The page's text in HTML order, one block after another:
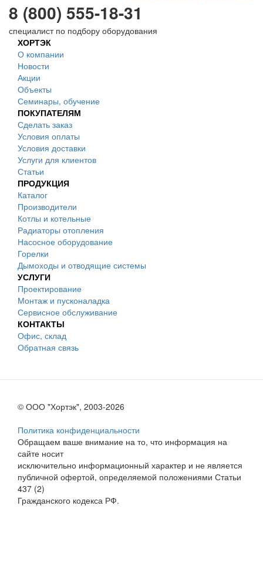
8 (800) 555-18-31
специалист по подбору оборудования
ХОРТЭК
О компании
Новости
Акции
Объекты
Семинары, обучение
ПОКУПАТЕЛЯМ
Сделать заказ
Условия оплаты
Условия доставки
Услуги для клиентов
Статьи
ПРОДУКЦИЯ
Каталог
Производители
Котлы и котельные
Радиаторы отопления
Насосное оборудование
Горелки
Дымоходы и отводящие системы
УСЛУГИ
Проектирование
Монтаж и пусконаладка
Сервисное обслуживание
КОНТАКТЫ
Офис, склад
Обратная связь
© ООО "Хортэк", 2003-2026
Политика конфиденциальности
Обращаем ваше внимание на то, что информация на
сайте носит
исключительно информационный характер и не является
публичной офертой, определяемой положениями Статьи
437 (2)
Гражданского кодекса РФ.